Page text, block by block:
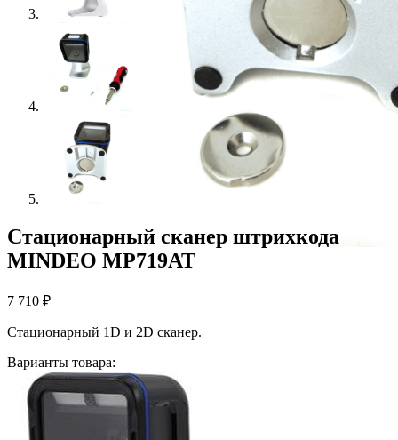
Стационарный сканер штрихкода
MINDEO MP719AT
7 710 ₽
Стационарный 1D и 2D сканер.
Варианты товара: